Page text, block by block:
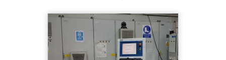
ESG, TVG 2.85 mm - 1000 x 3500 mm
ESG, TVG 4-8 mm - 1700 x 5000 mm
Год выпуска 2012
длинна 71 m